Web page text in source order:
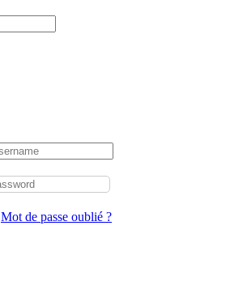
Mot de passe oublié ?